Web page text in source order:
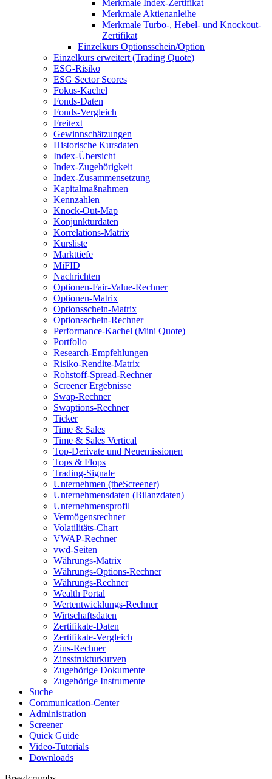
Merkmale Index-Zertifikat
Merkmale Aktienanleihe
Merkmale Turbo-, Hebel- und Knockout-
Zertifikat
Einzelkurs Optionsschein/Option
Einzelkurs erweitert (Trading Quote)
ESG-Risiko
ESG Sector Scores
Fokus-Kachel
Fonds-Daten
Fonds-Vergleich
Freitext
Gewinnschätzungen
Historische Kursdaten
Index-Übersicht
Index-Zugehörigkeit
Index-Zusammensetzung
Kapitalmaßnahmen
Kennzahlen
Knock-Out-Map
Konjunkturdaten
Korrelations-Matrix
Kursliste
Markttiefe
MiFID
Nachrichten
Optionen-Fair-Value-Rechner
Optionen-Matrix
Optionsschein-Matrix
Optionsschein-Rechner
Performance-Kachel (Mini Quote)
Portfolio
Research-Empfehlungen
Risiko-Rendite-Matrix
Rohstoff-Spread-Rechner
Screener Ergebnisse
Swap-Rechner
Swaptions-Rechner
Ticker
Time & Sales
Time & Sales Vertical
Top-Derivate und Neuemissionen
Tops & Flops
Trading-Signale
Unternehmen (theScreener)
Unternehmensdaten (Bilanzdaten)
Unternehmensprofil
Vermögensrechner
Volatilitäts-Chart
VWAP-Rechner
vwd-Seiten
Währungs-Matrix
Währungs-Options-Rechner
Währungs-Rechner
Wealth Portal
Wertentwicklungs-Rechner
Wirtschaftsdaten
Zertifikate-Daten
Zertifikate-Vergleich
Zins-Rechner
Zinsstrukturkurven
Zugehörige Dokumente
Zugehörige Instrumente
Suche
Communication-Center
Administration
Screener
Quick Guide
Video-Tutorials
Downloads